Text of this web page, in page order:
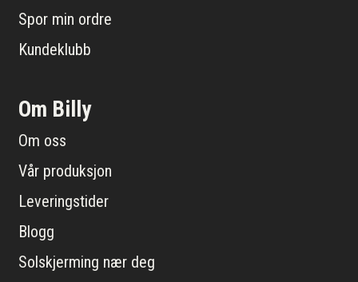
Spor min ordre
Kundeklubb
Om Billy
Om oss
Vår produksjon
Leveringstider
Blogg
Solskjerming nær deg